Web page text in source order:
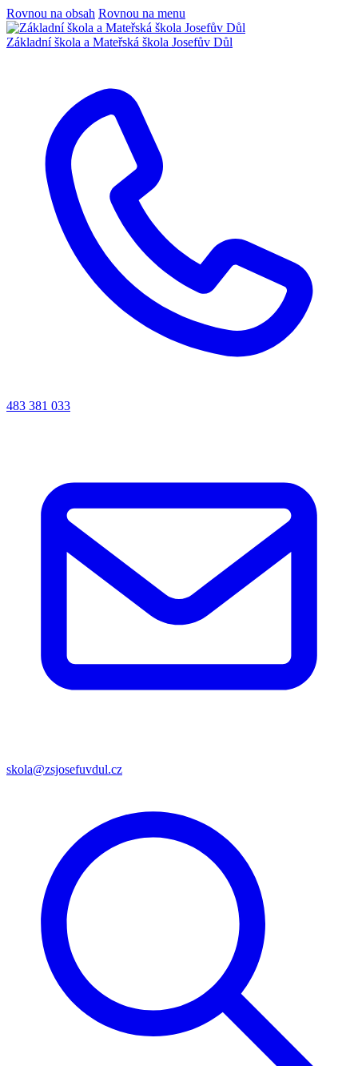
Rovnou na obsah Rovnou na menu
Základní škola a Mateřská škola Josefův Důl
483 381 033
skola@zsjosefuvdul.cz